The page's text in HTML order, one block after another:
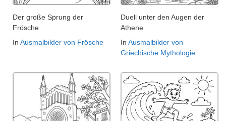
Der große Sprung der
Frösche
In Ausmalbilder von Frösche
Duell unter den Augen der
Athene
In Ausmalbilder von
Griechische Mythologie